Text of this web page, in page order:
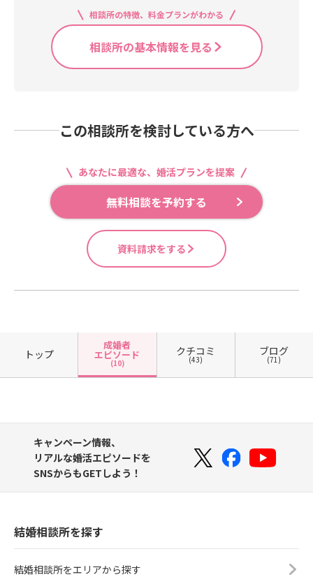
相談所の特徴、料金プランがわかる
相談所の基本情報を見る
この相談所を検討している方へ
あなたに最適な、婚活プランを提案
無料相談を予約する
資料請求をする
トップ
成婚者
エピソード
(10)
クチコミ
(43)
ブログ
(71)
キャンペーン情報、
リアルな婚活エピソードを
SNSからもGETしよう！
結婚相談所を探す
結婚相談所をエリアから探す